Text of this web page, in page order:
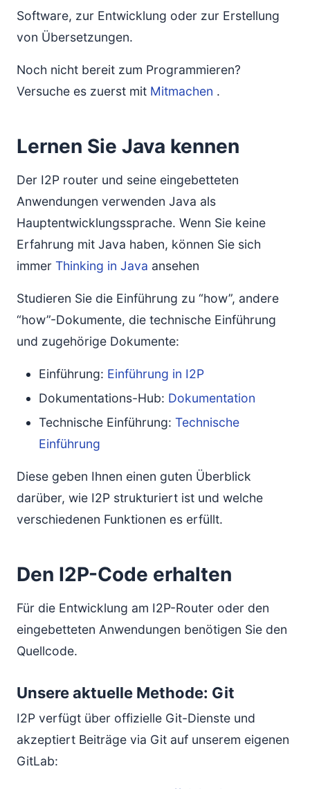
Software, zur Entwicklung oder zur Erstellung
von Übersetzungen.
Noch nicht bereit zum Programmieren?
Versuche es zuerst mit Mitmachen .
Lernen Sie Java kennen
Der I2P router und seine eingebetteten
Anwendungen verwenden Java als
Hauptentwicklungssprache. Wenn Sie keine
Erfahrung mit Java haben, können Sie sich
immer Thinking in Java ansehen
Studieren Sie die Einführung zu “how”, andere
“how”-Dokumente, die technische Einführung
und zugehörige Dokumente:
Einführung: Einführung in I2P
Dokumentations-Hub: Dokumentation
Technische Einführung: Technische
Einführung
Diese geben Ihnen einen guten Überblick
darüber, wie I2P strukturiert ist und welche
verschiedenen Funktionen es erfüllt.
Den I2P-Code erhalten
Für die Entwicklung am I2P-Router oder den
eingebetteten Anwendungen benötigen Sie den
Quellcode.
Unsere aktuelle Methode: Git
I2P verfügt über offizielle Git-Dienste und
akzeptiert Beiträge via Git auf unserem eigenen
GitLab: